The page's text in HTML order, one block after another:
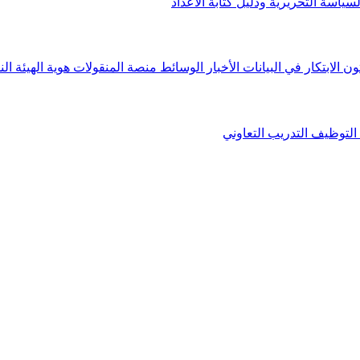
الابتكار في البيانات الأخبار الوسائط منصة المنقولات هوية الهيئة
التوظيف التدريب التعاوني